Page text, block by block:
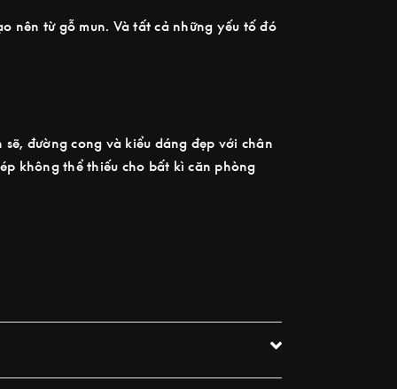
nên từ gỗ mun. Và tất cả những yếu tố đó
đường cong và kiểu dáng đẹp với chân
không thể thiếu cho bất kì căn phòng